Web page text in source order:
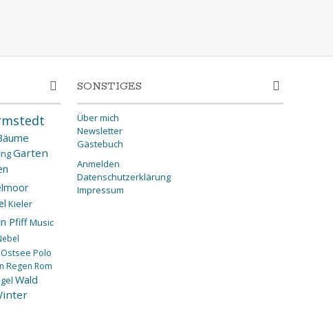
Garten
Kieler
PfiffMusic
Ostsee Polo
Regen Rom
Wald
SONSTIGES
Über mich
Newsletter
Gästebuch
Anmelden
Datenschutzerklärung
Impressum